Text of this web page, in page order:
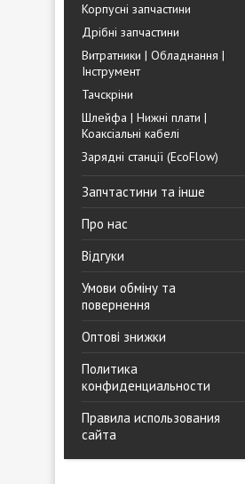
Корпусні запчастини
Дрібні запчастини
Витратники | Обладнання |
Інструмент
Тачскріни
Шлейфа | Нижні плати |
Коаксіальні кабелі
Зарядні станції (EcoFlow)
Запчтастини та інше
Про нас
Відгуки
Умови обміну та
повернення
Оптові знижки
Политика
конфиденциальности
Правила использования
сайта